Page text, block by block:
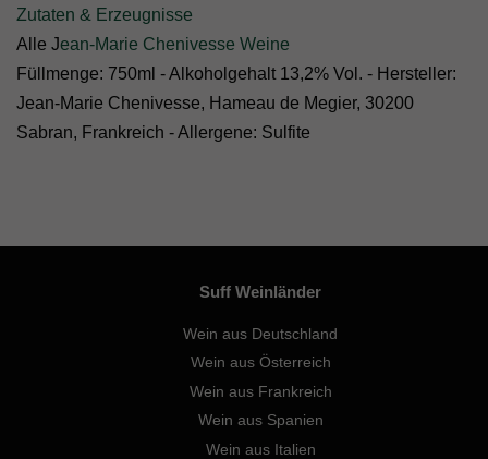
Zutaten & Erzeugnisse
Alle Jean-Marie Chenivesse Weine
Füllmenge: 750ml - Alkoholgehalt 13,2% Vol. - Hersteller:
Jean-Marie Chenivesse, Hameau de Megier, 30200
Sabran, Frankreich - Allergene: Sulfite
Suff Weinländer
Wein aus Deutschland
Wein aus Österreich
Wein aus Frankreich
Wein aus Spanien
Wein aus Italien